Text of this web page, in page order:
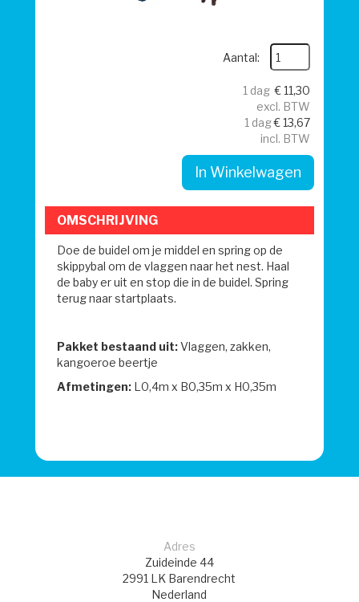
Aantal:
1 dag € 11,30
excl. BTW
1 dag€ 13,67
incl. BTW
In Winkelwagen
OMSCHRIJVING
Doe de buidel om je middel en spring op de
skippybal om de vlaggen naar het nest. Haal
de baby er uit en stop die in de buidel. Spring
terug naar startplaats.
Pakket bestaand uit:Vlaggen, zakken,
kangoeroe beertje
Afmetingen: L0,4m x B0,35m x H0,35m
Adres
Zuideinde 44
2991 LK Barendrecht
Nederland